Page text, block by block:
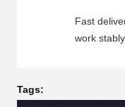
Fast
work stably.
Tags: